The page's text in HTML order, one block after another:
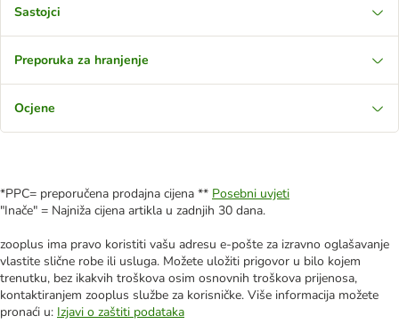
Sastojci
Preporuka za hranjenje
Ocjene
*PPC= preporučena prodajna cijena ** Posebni uvjeti
"Inače" = Najniža cijena artikla u zadnjih 30 dana.
zooplus ima pravo koristiti vašu adresu e-pošte za izravno oglašavanje
vlastite slične robe ili usluga. Možete uložiti prigovor u bilo kojem
trenutku, bez ikakvih troškova osim osnovnih troškova prijenosa,
kontaktiranjem zooplus službe za korisničke. Više informacija možete
pronaći u: Izjavi o zaštiti podataka